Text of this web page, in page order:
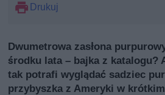
Drukuj
Dwumetrowa zasłona
środku lata – bajka z katalogu?
tak potrafi wyglądać sadziec
przybyszka z Ameryki w